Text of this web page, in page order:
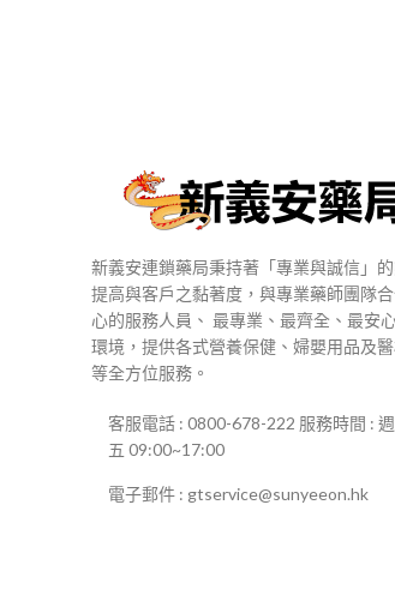
新義安連鎖藥局秉持著「專業與誠信」的
提高與客戶之黏著度，與專業藥師團隊
心的服務人員、 最專業、最齊全、最安
環境，提供各式營養保健、婦嬰用品及
等全方位服務。
客服電話 : 0800-678-222 服務時間 :
五 09:00~17:00
電子郵件 : gtservice@sunyeeon.hk